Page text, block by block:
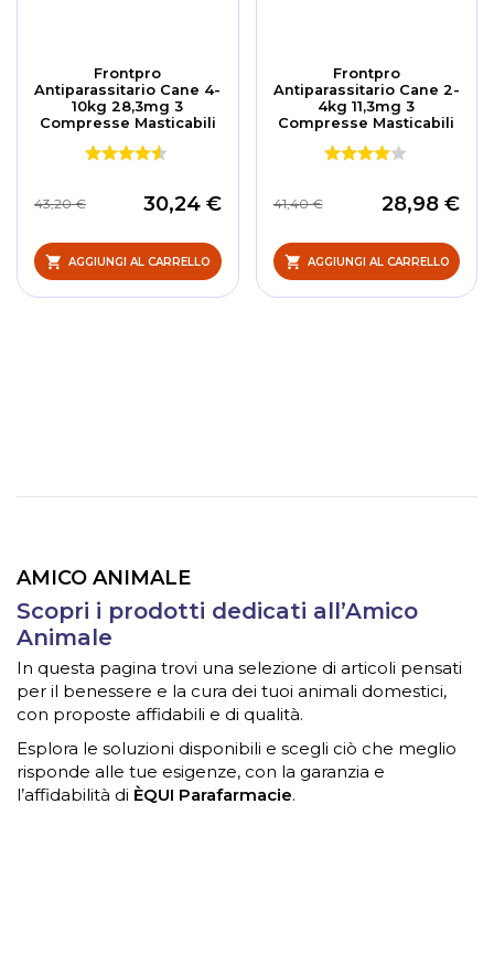
Frontpro
Antiparassitario Cane 4-
10kg 28,3mg 3
Compresse Masticabili
30,24 €
43,20 €
AGGIUNGI AL CARRELLO
Frontpro
Antiparassitario Cane 2-
4kg 11,3mg 3
Compresse Masticabili
28,98 €
41,40 €
AGGIUNGI AL CARRELLO
AMICO ANIMALE
Scopri i prodotti dedicati all’Amico
Animale
In questa pagina trovi una selezione di articoli pensati
per il benessere e la cura dei tuoi animali domestici,
con proposte affidabili e di qualità.
Esplora le soluzioni disponibili e scegli ciò che meglio
risponde alle tue esigenze, con la garanzia e
l’affidabilità di ÈQUI Parafarmacie.